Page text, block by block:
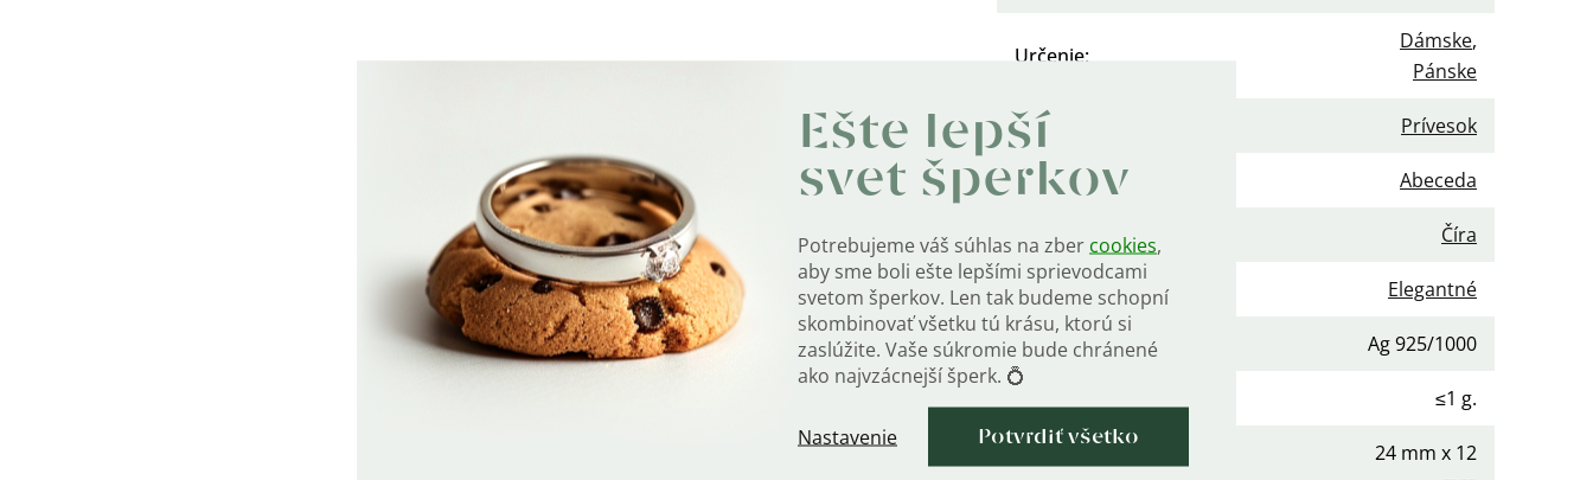
Ešte lepší
svet šperkov
Potrebujeme váš súhlas na zber cookies,
aby sme boli ešte lepšími sprievodcami
svetom šperkov. Len tak budeme schopní
skombinovať všetku tú krásu, ktorú si
zaslúžite. Vaše súkromie bude chránené
ako najvzácnejší šperk. 💍
Nastavenie Potvrdiť všetko
Určenie:
Dámske,
Pánske
Kategória Prívesok
Motív : Abeceda
Farba kameňa: Číra
Styl: Elegantné
Rýdzosť: Ag 925/1000
≤1 g.
Rozmery vrátane očka
24 mm x 12